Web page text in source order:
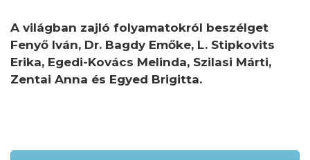
A világban zajló folyamatokról beszélget
Fenyő Iván, Dr. Bagdy Emőke, L. Stipkovits
Erika, Egedi-Kovács Melinda, Szilasi Márti,
Zentai Anna és Egyed Brigitta.